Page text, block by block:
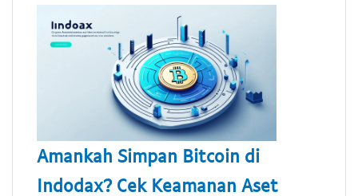
Amankah Simpan Bitcoin di
Indodax? Cek Keamanan Aset